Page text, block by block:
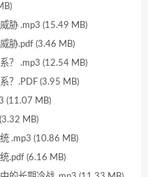
胁 .mp3 (15.49 MB)
胁.pdf (3.46 MB)
？ .mp3 (12.54 MB)
？.PDF (3.95 MB)
(11.07 MB)
MB)
.mp3 (10.86 MB)
.pdf (6.16 MB)